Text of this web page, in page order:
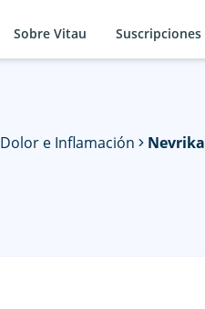
Sobre Vitau Suscripciones
Dolor e Inflamación Nevrika